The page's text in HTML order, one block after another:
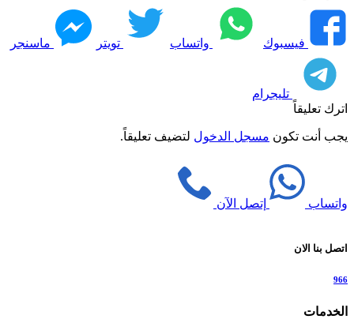
فيسبوك واتساب تويتر ماسنجر
تليجرام
اترك تعليقاً
يجب أنت تكون مسجل الدخول لتضيف تعليقاً.
واتساب إتصل الآن
اتصل بنا الان
966
الخدمات